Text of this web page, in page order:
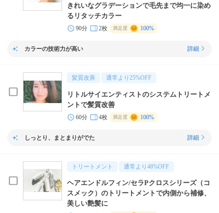
きれいなグラデーションで毛先まで均一に染め
るリタッチカラー
90分 2枚 満足度 100%
カラーの技術力が高い 詳細
髪質改善 通常より 25%OFF
リトルサイエンティストのシステムトリートメ
ントで髪質改善
60分 4枚 満足度 100%
しっとり、まとまりがでた 詳細
トリートメント 通常より 48%OFF
ヘアエンドルフィン/セラPクロスシリーズ（コ
スメック）のトリートメントで内側から補修、
美しい艶髪に